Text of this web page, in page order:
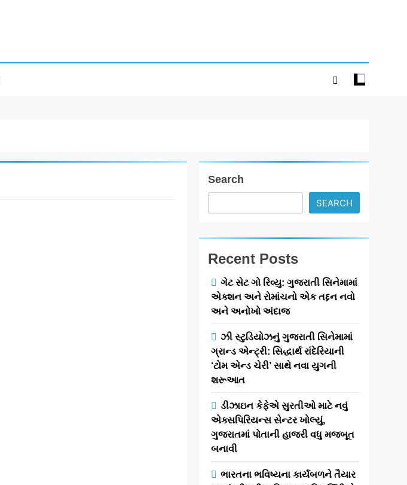
12-14 નવેમ્બર
દરમિયાન
ખાતે CII
કેમિકલ્સ અને
એક્સ્પો 2025
નું આયોજન
months
0 1 mins
અમદાવાદ /
ગાંધીનગર : 12-14
Search
SEARCH
Recent Posts
ગેટ સેટ ગો રિવ્યુ: ગુજરાતી સિનેમામાં
એક્શન અને રોમાંચનો એક તદ્દન નવો
અને અનોખો અંદાજ
ઝી સ્ટુડિયોઝનું ગુજરાતી સિનેમામાં
ગ્રાન્ડ એન્ટ્રી: સિદ્ધાર્થ રાંદેરિયાની
‘ટોમ એન્ડ ચેરી’ સાથે નવા યુગની
શરૂઆત
ડીઝાઇન કેફેએ સુરતીઓ માટે નવું
એક્સપિરિયન્સ સેન્ટર ખોલ્યું,
ગુજરાતમાં પોતાની હાજરી વધુ મજબૂત
બનાવી
ભારતના ભવિષ્યના કાર્યબળને તૈયાર